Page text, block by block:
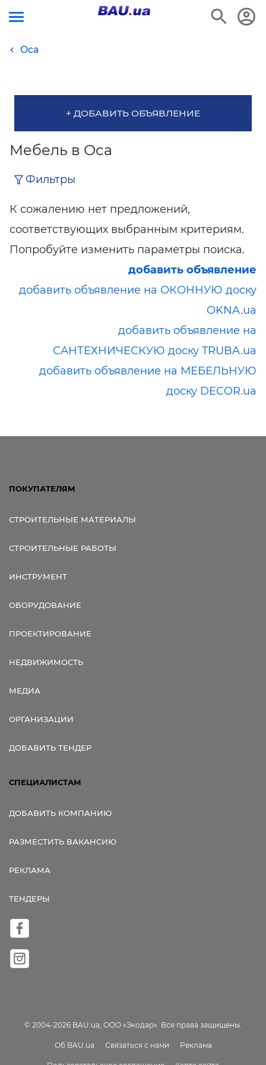
Оса
+ ДОБАВИТЬ ОБЪЯВЛЕНИЕ
Мебель в Оса
Фильтры
К сожалению нет предложений,
соответствующих выбранным критериям.
Попробуйте изменить параметры поиска.
добавить объявление
добавить объявление на ОКОННУЮ доску
OKNA.ua
добавить объявление на
САНТЕХНИЧЕСКУЮ доску TRUBA.ua
добавить объявление на МЕБЕЛЬНУЮ
доску DECOR.ua
ПОКУПАТЕЛЯМ
СТРОИТЕЛЬНЫЕ МАТЕРИАЛЫ
СТРОИТЕЛЬНЫЕ РАБОТЫ
ИНСТРУМЕНТ
ОБОРУДОВАНИЕ
ПРОЕКТИРОВАНИЕ
НЕДВИЖИМОСТЬ
МЕДИА
ОРГАНИЗАЦИИ
ДОБАВИТЬ ТЕНДЕР
СПЕЦИАЛИСТАМ
ДОБАВИТЬ КОМПАНИЮ
РАЗМЕСТИТЬ ВАКАНСИЮ
РЕКЛАМА
ТЕНДЕРЫ
© 2004-2026 BAU.ua, ООО «Экодар». Все права защищены.
Об BAU.ua Связаться с нами Реклама